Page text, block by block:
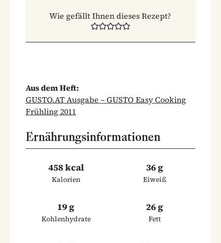
Wie gefällt Ihnen dieses Rezept?
Aus dem Heft:
GUSTO.AT Ausgabe – GUSTO Easy Cooking
Frühling 2011
Ernährungsinformationen
458 kcal
Kalorien
36 g
Eiweiß
19 g
Kohlenhydrate
26 g
Fett